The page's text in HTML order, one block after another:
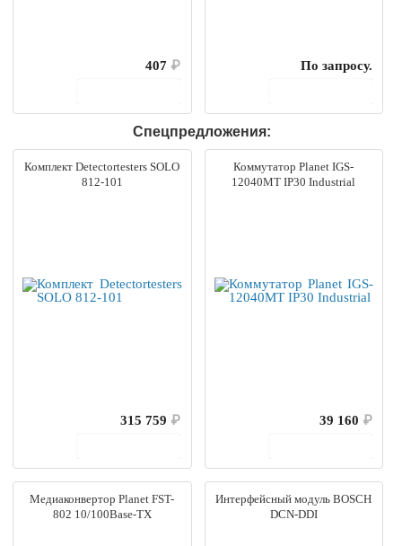
407 ₽
По запросу.
Спецпредложения:
Комплект Detectortesters SOLO
812-101
315 759 ₽
Коммутатор Planet IGS-
12040MT IP30 Industrial
39 160 ₽
Медиаконвертор Planet FST-
802 10/100Base-TX
Интерфейсный модуль BOSCH
DCN-DDI